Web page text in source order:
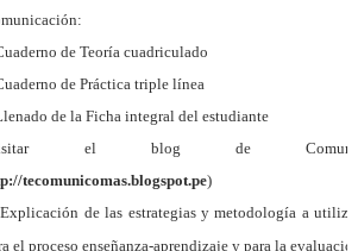
de Teoría cuadriculado
de Práctica triple línea
de la Ficha integral del estudiante
el blog de
tecomunicomas.blogspot.pe)
Explicación de las estrategias y metodología a
el proceso enseñanza-aprendizaje y para la